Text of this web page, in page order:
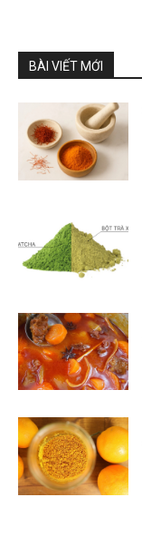
BÀI VIẾT MỚI